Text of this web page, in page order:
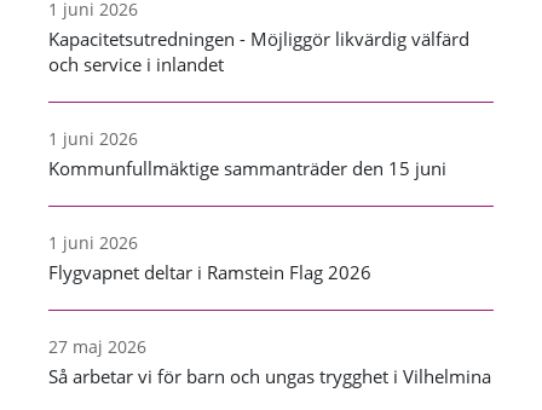
1 juni 2026
Kapacitetsutredningen - Möjliggör likvärdig välfärd
och service i inlandet
1 juni 2026
Kommunfullmäktige sammanträder den 15 juni
1 juni 2026
Flygvapnet deltar i Ramstein Flag 2026
27 maj 2026
Så arbetar vi för barn och ungas trygghet i Vilhelmina